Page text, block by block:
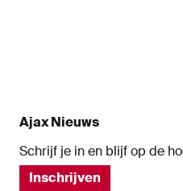
Ajax Nieuws
Schrijf je in en blijf op de
Inschrijven